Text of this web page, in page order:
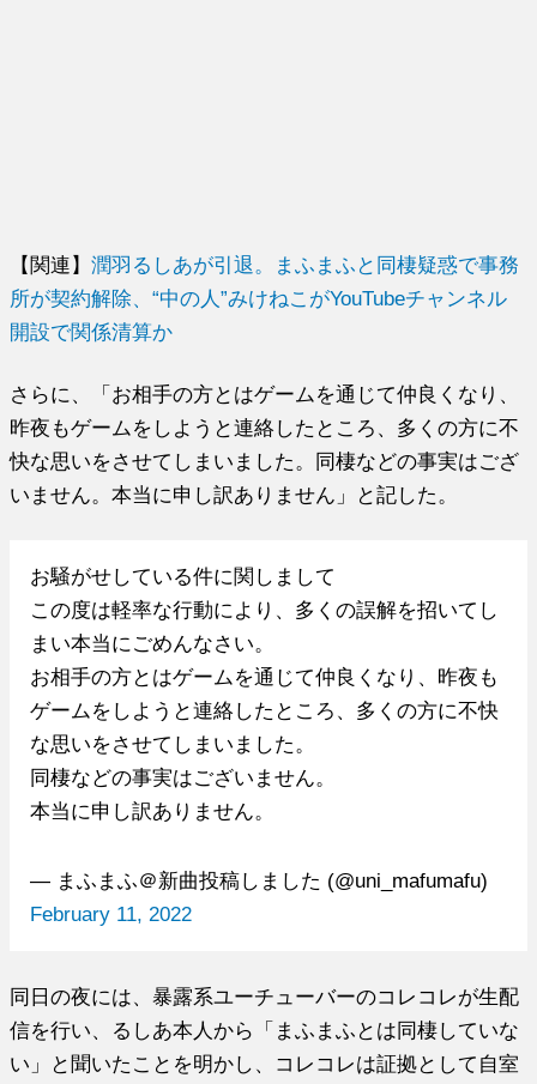
【関連】潤羽るしあが引退。まふまふと同棲疑惑で事務
所が契約解除、“中の人”みけねこがYouTubeチャンネル
開設で関係清算か
さらに、「お相手の方とはゲームを通じて仲良くなり、
昨夜もゲームをしようと連絡したところ、多くの方に不
快な思いをさせてしまいました。同棲などの事実はござ
いません。本当に申し訳ありません」と記した。
お騒がせしている件に関しまして
この度は軽率な行動により、多くの誤解を招いてし
まい本当にごめんなさい。
お相手の方とはゲームを通じて仲良くなり、昨夜も
ゲームをしようと連絡したところ、多くの方に不快
な思いをさせてしまいました。
同棲などの事実はございません。
本当に申し訳ありません。
— まふまふ＠新曲投稿しました (@uni_mafumafu)
February 11, 2022
同日の夜には、暴露系ユーチューバーのコレコレが生配
信を行い、るしあ本人から「まふまふとは同棲していな
い」と聞いたことを明かし、コレコレは証拠として自室